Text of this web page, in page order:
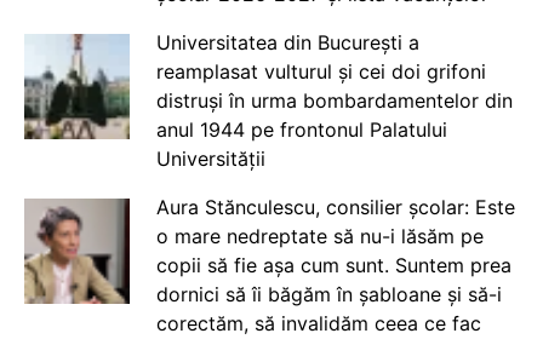
Universitatea din București a
reamplasat vulturul și cei doi grifoni
distruși în urma bombardamentelor din
anul 1944 pe frontonul Palatului
Universității
Aura Stănculescu, consilier școlar: Este
o mare nedreptate să nu-i lăsăm pe
copii să fie așa cum sunt. Suntem prea
dornici să îi băgăm în șabloane și să-i
corectăm, să invalidăm ceea ce fac